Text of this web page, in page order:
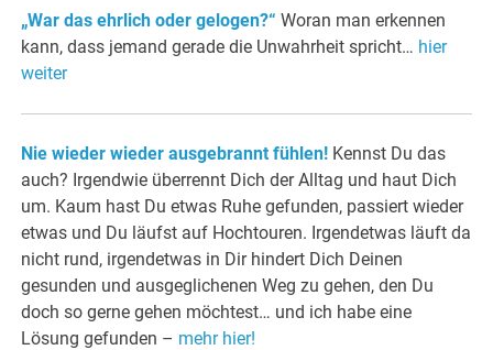
„War das ehrlich oder gelogen?“ Woran man erkennen
kann, dass jemand gerade die Unwahrheit spricht… hier
weiter
Nie wieder wieder ausgebrannt fühlen! Kennst Du das
auch? Irgendwie überrennt Dich der Alltag und haut Dich
um. Kaum hast Du etwas Ruhe gefunden, passiert wieder
etwas und Du läufst auf Hochtouren. Irgendetwas läuft da
nicht rund, irgendetwas in Dir hindert Dich Deinen
gesunden und ausgeglichenen Weg zu gehen, den Du
doch so gerne gehen möchtest… und ich habe eine
Lösung gefunden – mehr hier!